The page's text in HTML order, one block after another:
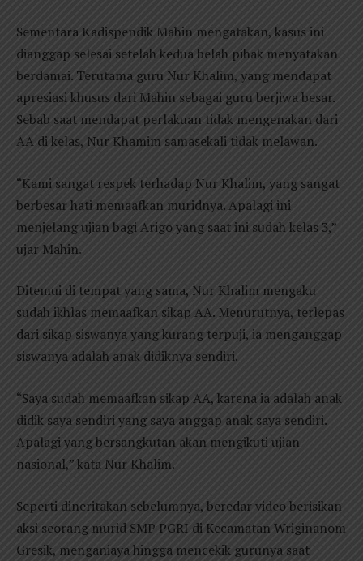
Sementara Kadispendik Mahin mengatakan, kasus ini
dianggap selesai setelah kedua belah pihak menyatakan
berdamai. Terutama guru Nur Khalim, yang mendapat
apresiasi khusus dari Mahin sebagai guru berjiwa besar.
Sebab saat mendapat perlakuan tidak mengenakan dari
AA di kelas, Nur Khamim samasekali tidak melawan.
“Kami sangat respek terhadap Nur Khalim, yang sangat
berbesar hati memaafkan muridnya. Apalagi ini
menjelang ujian bagi Arigo yang saat ini sudah kelas 3,”
ujar Mahin.
Ditemui di tempat yang sama, Nur Khalim mengaku
sudah ikhlas memaafkan sikap AA. Menurutnya, terlepas
dari sikap siswanya yang kurang terpuji, ia menganggap
siswanya adalah anak didiknya sendiri.
“Saya sudah memaafkan sikap AA, karena ia adalah anak
didik saya sendiri yang saya anggap anak saya sendiri.
Apalagi yang bersangkutan akan mengikuti ujian
nasional,” kata Nur Khalim.
Seperti dineritakan sebelumnya, beredar video berisikan
aksi seorang murid SMP PGRI di Kecamatan Wriginanom
Gresik, menganiaya hingga mencekik gurunya saat